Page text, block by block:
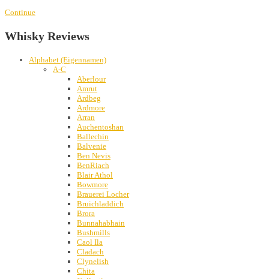
Continue
Whisky Reviews
Alphabet (Eigennamen)
A-C
Aberlour
Amrut
Ardbeg
Ardmore
Arran
Auchentoshan
Ballechin
Balvenie
Ben Nevis
BenRiach
Blair Athol
Bowmore
Brauerei Locher
Bruichladdich
Brora
Bunnahabhain
Bushmills
Caol Ila
Cladach
Clynelish
Chita